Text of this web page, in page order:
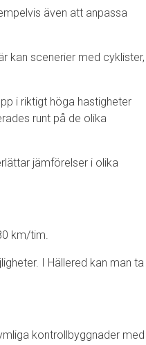
även att anpassa
kan scenerier med cyklister,
i riktigt höga hastigheter
runt på de olika
jämförelser i olika
km/tim.
I Hällered kan man ta
kontrollbyggnader med